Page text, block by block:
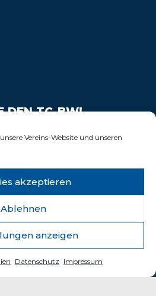
Vereins-Website und unseren
akzeptieren
Ablehnen
anzeigen
Datenschutz Impressum
DEN TC-BW!
Support!
Blau-Weiss Wiesbaden e.V.